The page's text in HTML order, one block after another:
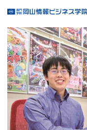
R.D